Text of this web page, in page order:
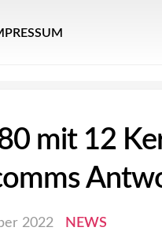
mit 12
2022 NEWS